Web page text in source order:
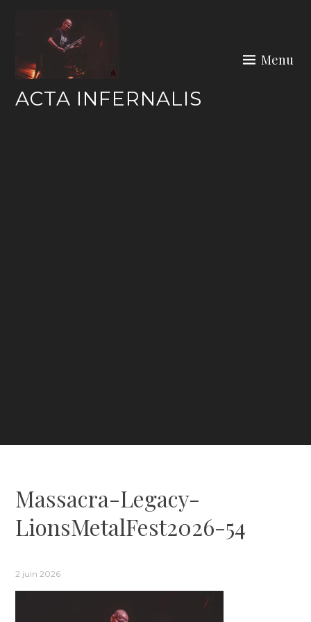
ACTA INFERNALIS
Menu
Massacra-Legacy-
LionsMetalFest2026-54
2 juin 2026